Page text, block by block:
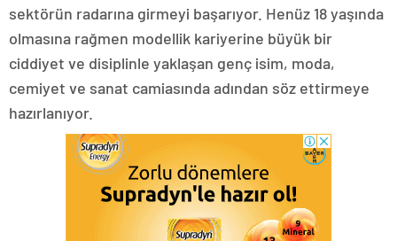
sektörün radarına girmeyi başarıyor. Henüz 18 yaşında
olmasına rağmen modellik kariyerine büyük bir
ciddiyet ve disiplinle yaklaşan genç isim, moda,
cemiyet ve sanat camiasında adından söz ettirmeye
hazırlanıyor.